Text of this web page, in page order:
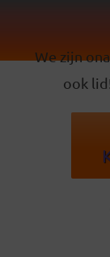
We zijn
ook